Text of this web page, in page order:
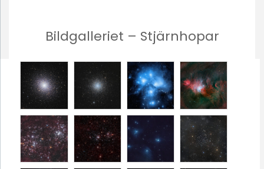
Bildgalleriet – Stjärnhopar